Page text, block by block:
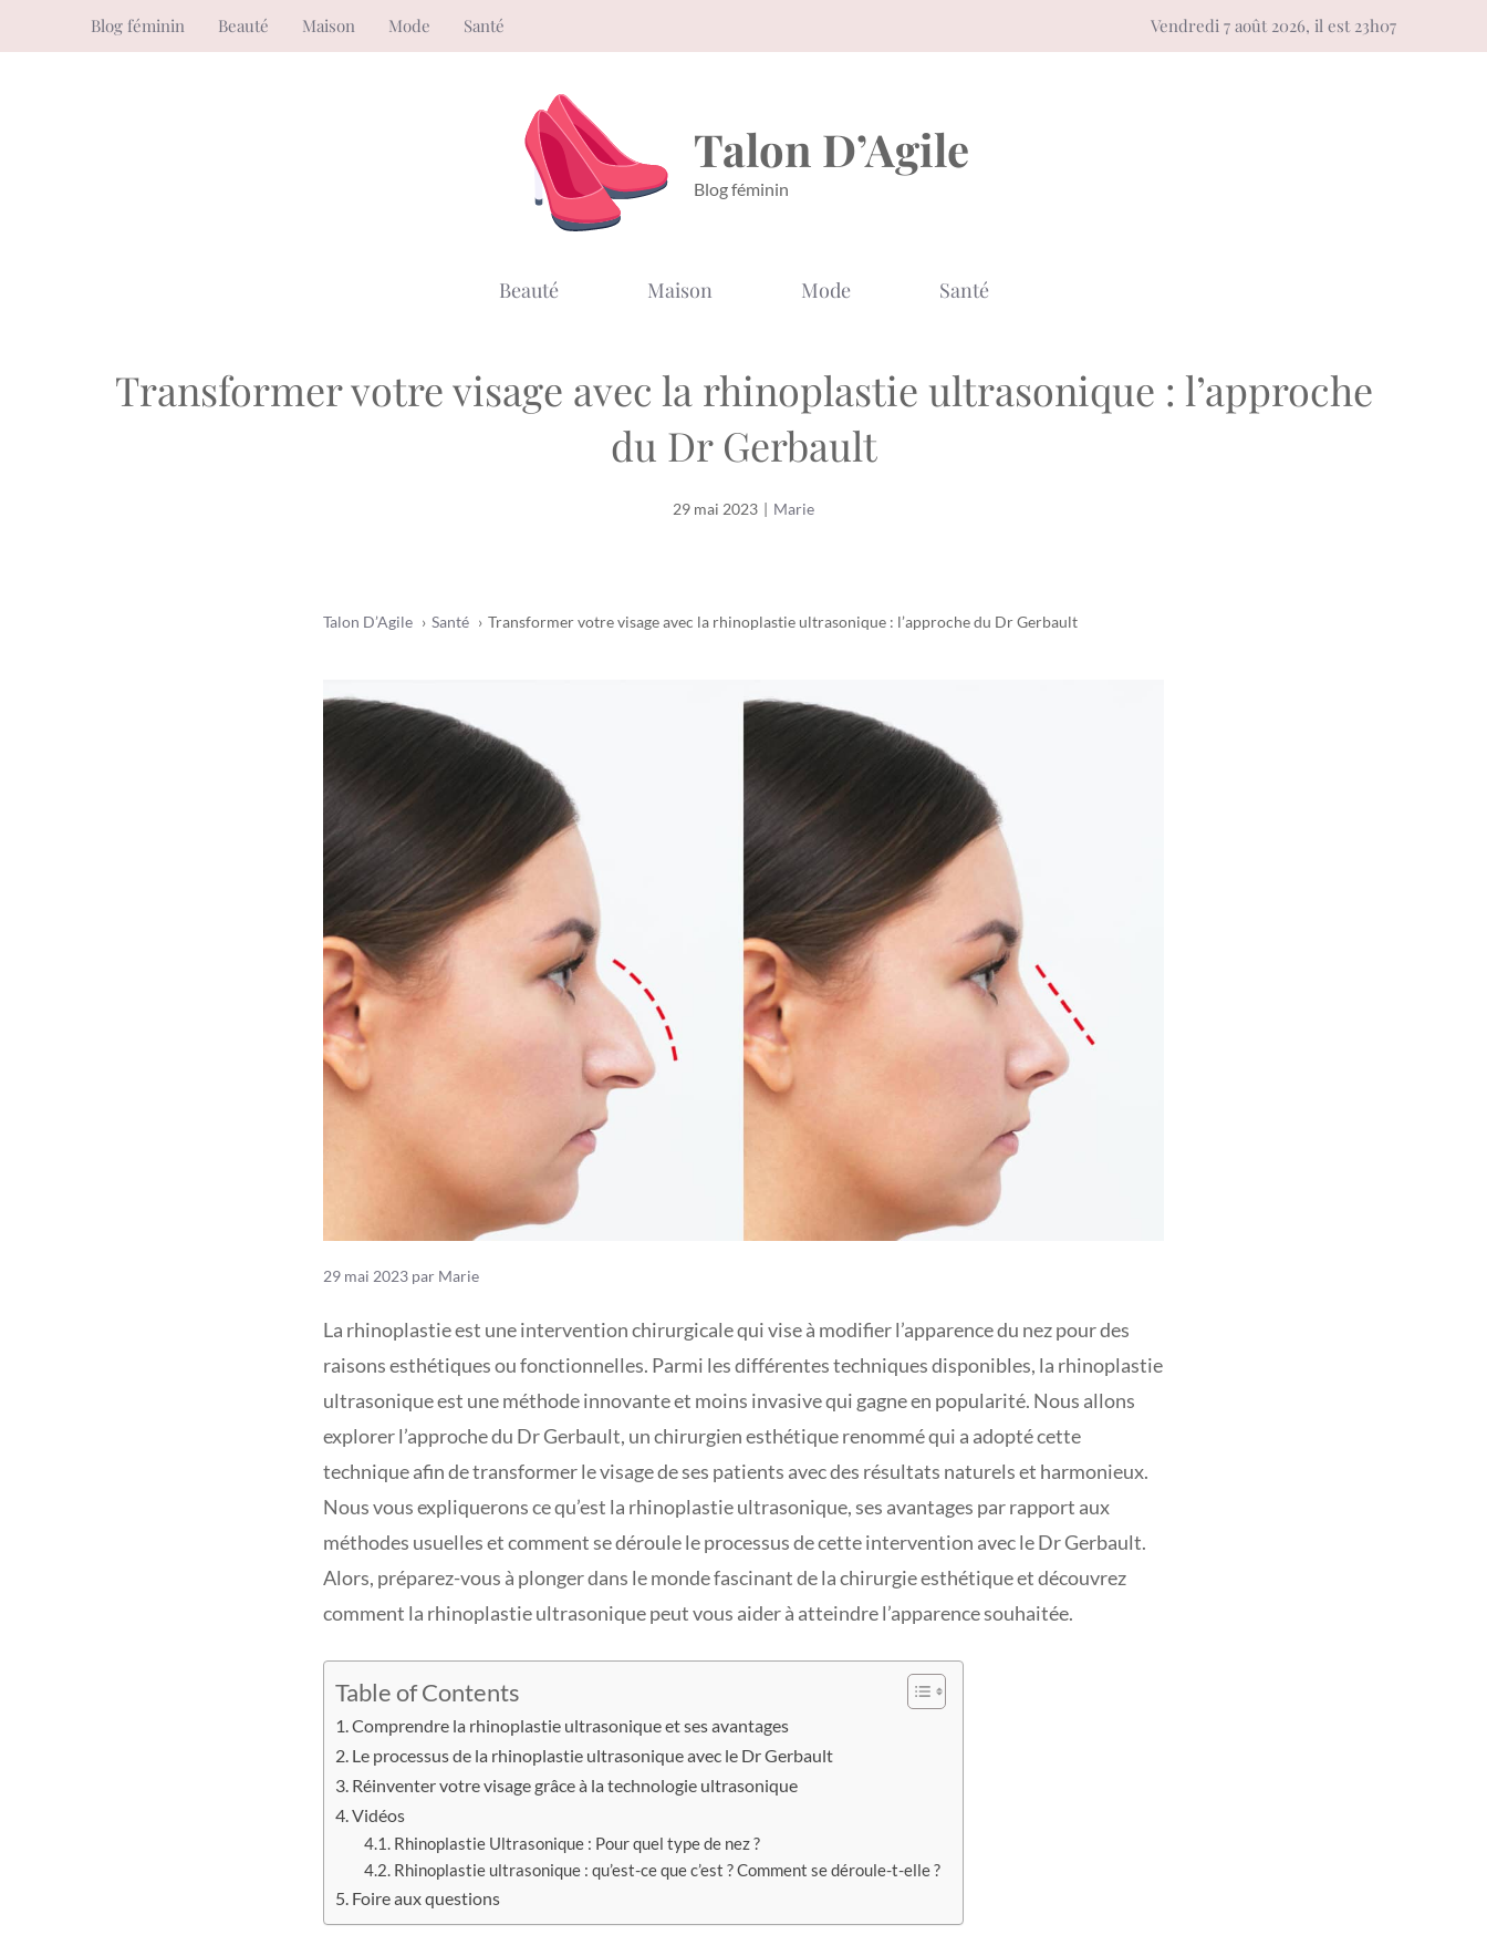
au
Blog féminin Beauté Maison Mode Santé Vendredi 7 août 2026, il est 23h07
Talon D’Agile
Blog féminin
Beauté Maison Mode Santé
Transformer votre visage avec la rhinoplastie ultrasonique : l’approche
du Dr Gerbault
29 mai 2023 | Marie
Talon D’Agile Santé Transformer votre visage avec la rhinoplastie ultrasonique : l’approche du Dr Gerbault
29 mai 2023 par Marie
La rhinoplastie est une intervention chirurgicale qui vise à modifier l’apparence du nez pour des
raisons esthétiques ou fonctionnelles. Parmi les différentes techniques disponibles, la rhinoplastie
ultrasonique est une méthode innovante et moins invasive qui gagne en popularité. Nous allons
explorer l’approche du Dr Gerbault, un chirurgien esthétique renommé qui a adopté cette
technique afin de transformer le visage de ses patients avec des résultats naturels et harmonieux.
Nous vous expliquerons ce qu’est la rhinoplastie ultrasonique, ses avantages par rapport aux
méthodes usuelles et comment se déroule le processus de cette intervention avec le Dr Gerbault.
Alors, préparez-vous à plonger dans le monde fascinant de la chirurgie esthétique et découvrez
comment la rhinoplastie ultrasonique peut vous aider à atteindre l’apparence souhaitée.
Table of Contents
Comprendre la rhinoplastie ultrasonique et ses avantages
Le processus de la rhinoplastie ultrasonique avec le Dr Gerbault
Réinventer votre visage grâce à la technologie ultrasonique
Vidéos
Rhinoplastie Ultrasonique : Pour quel type de nez ?
Rhinoplastie ultrasonique : qu’est-ce que c’est ? Comment se déroule-t-elle ?
Foire aux questions